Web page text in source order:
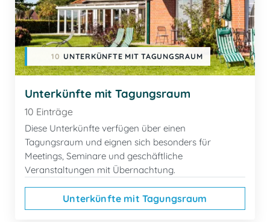
10 UNTERKÜNFTE MIT TAGUNGSRAUM
Unterkünfte mit Tagungsraum
10 Einträge
Diese Unterkünfte verfügen über einen
Tagungsraum und eignen sich besonders für
Meetings, Seminare und geschäftliche
Veranstaltungen mit Übernachtung.
Unterkünfte mit Tagungsraum